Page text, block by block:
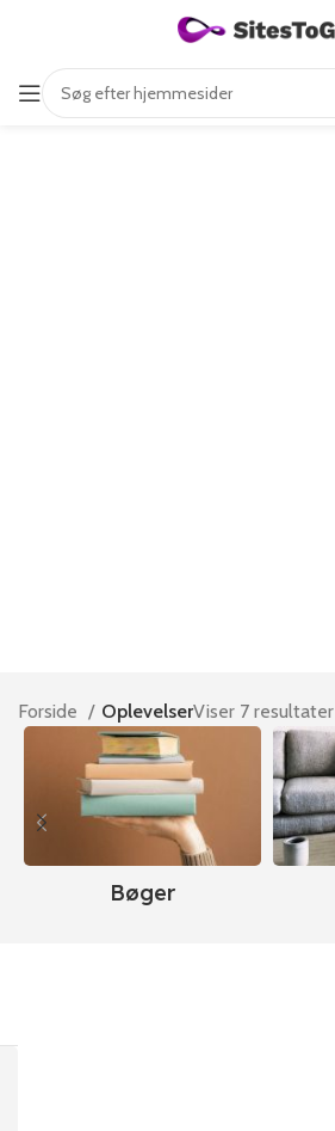
Forside OplevelserViser 7 resultater
Bøger